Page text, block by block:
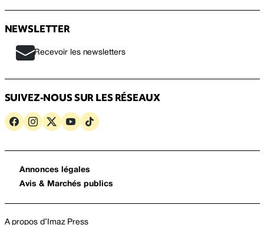
NEWSLETTER
Recevoir les newsletters
SUIVEZ-NOUS SUR LES RÉSEAUX
Annonces légales
Avis & Marchés publics
A propos d’Imaz Press